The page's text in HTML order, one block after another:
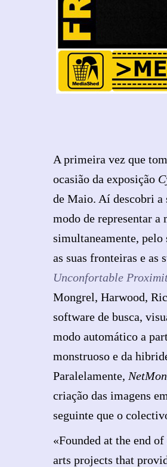
A primeira vez que
ocasião da exposição
de Maio. Aí descobri
modo de representar a
simultaneamente, pelo
as suas fronteiras e as
Unconfortable
Mongrel, Harwood,
software de busca,
modo automático a
monstruoso e da
Paralelamente,
criação das imagens
seguinte que o
«Founded at the end
arts projects that